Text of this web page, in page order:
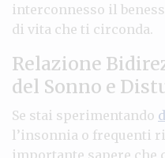
interconnesso il
di vita che ti circonda.
Relazione
del Sonno e
Se stai sperimentando
l’insonnia o frequenti
importante sapere che